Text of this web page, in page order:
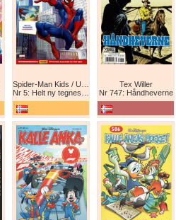
Nr 5: Helt ny tegneserie! Maskinkrig!
Tex Willer
Nr 747: Håndheverne